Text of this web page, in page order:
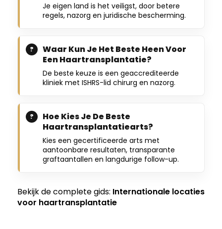
Je eigen land is het veiligst, door betere
regels, nazorg en juridische bescherming.
Waar Kun Je Het Beste Heen Voor
Een Haartransplantatie?
De beste keuze is een geaccrediteerde
kliniek met ISHRS-lid chirurg en nazorg.
Hoe Kies Je De Beste
Haartransplantatiearts?
Kies een gecertificeerde arts met
aantoonbare resultaten, transparante
graftaantallen en langdurige follow-up.
Bekijk de complete gids: Internationale locaties
voor haartransplantatie